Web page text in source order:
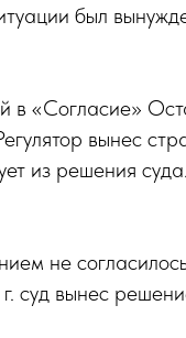
был
в «Согласие»
вынес
из решения
не
суд вынес